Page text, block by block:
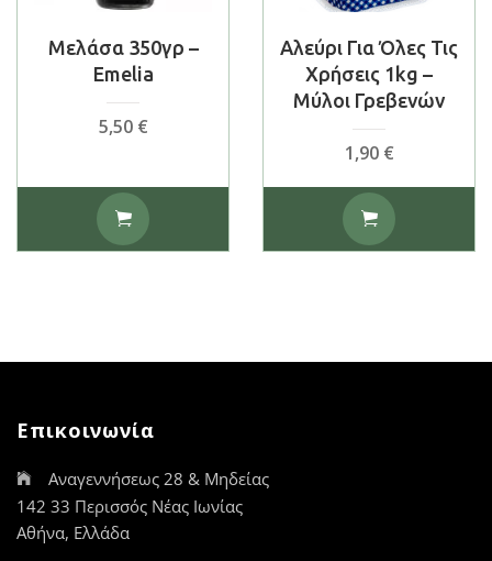
Μελάσα 350γρ –
Emelia
5,50 €
Αλεύρι Για Όλες Τις
Χρήσεις 1kg –
Μύλοι Γρεβενών
1,90 €
Επικοινωνία
Αναγεννήσεως 28 & Μηδείας
142 33 Περισσός Νέας Ιωνίας
Αθήνα, Ελλάδα